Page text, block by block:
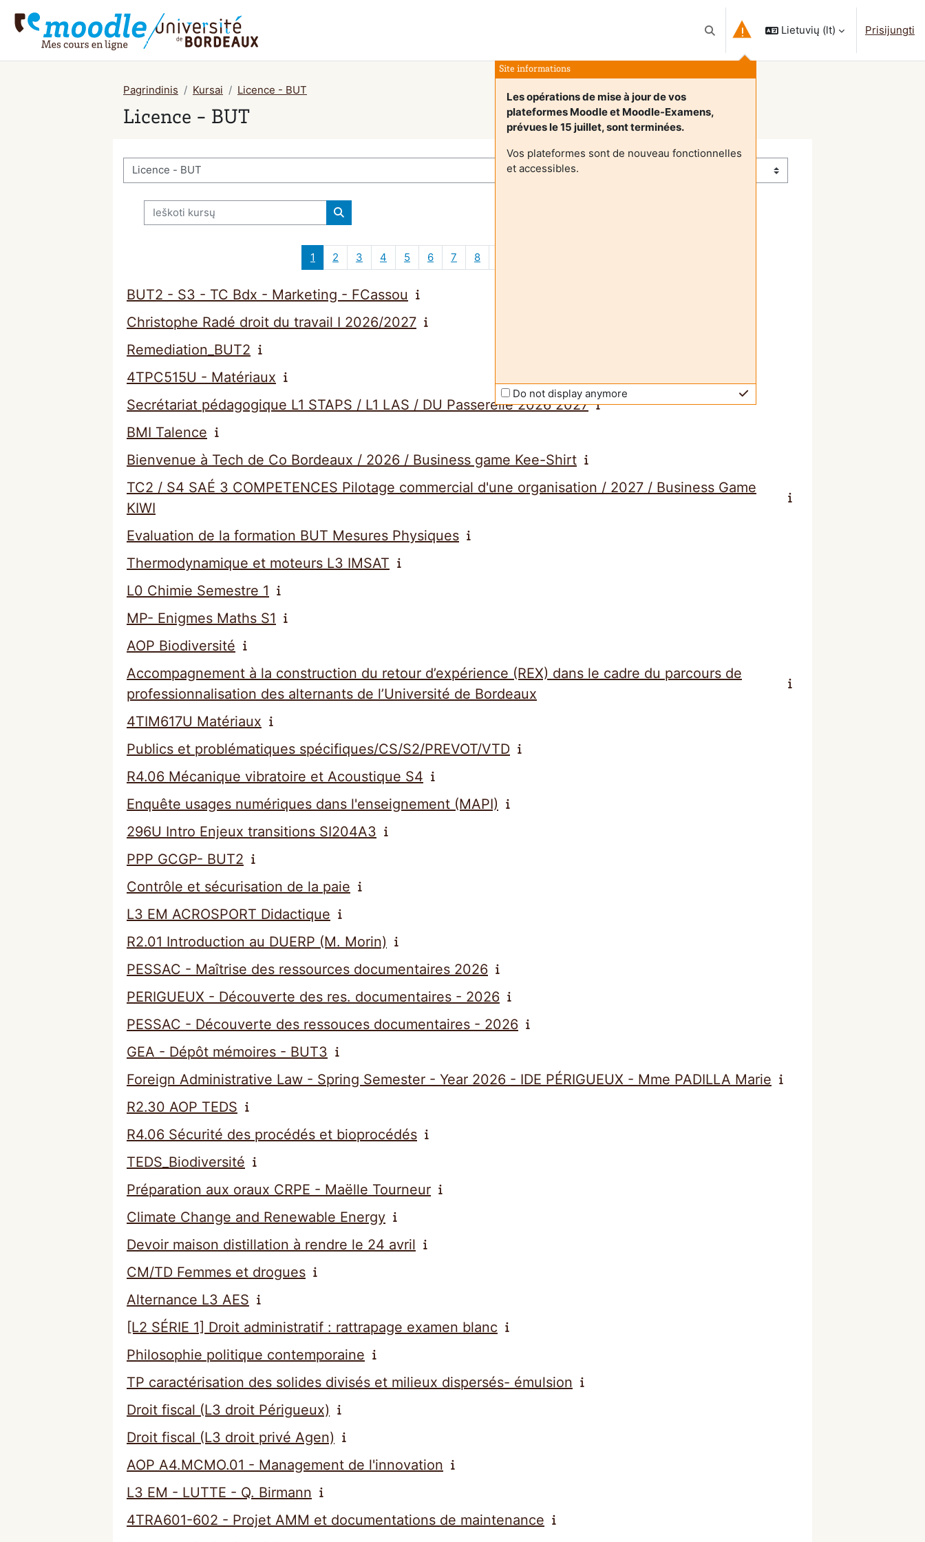
Perjungti paieškos įvestį
Site informations
Les opérations de mise à jour de vos
plateformes Moodle et Moodle-Examens,
prévues le 15 juillet, sont terminées.
Vos plateformes sont de nouveau fonctionnelles
et accessibles.
Do not display anymore
Lietuvių ‎(lt)‎ Prisijungti
Pagrindinis Kursai Licence - BUT
Licence - BUT
Kursų kategorijos
Ieškoti kursų
Ieškoti kursų
1 1 puslapis
2 2 puslapis
3 3 puslapis
4 4 puslapis
5 5 puslapis
66 puslapis
7 7 puslapis
88 puslapis
BUT2 - S3 - TC Bdx - Marketing - FCassou
Christophe Radé droit du travail I 2026/2027
Remediation_BUT2
4TPC515U - Matériaux
Secrétariat pédagogique L1 STAPS / L1 LAS / DU Passerelle 2026 2027
BMI Talence
Bienvenue à Tech de Co Bordeaux / 2026 / Business game Kee-Shirt
TC2 / S4 SAÉ 3 COMPETENCES Pilotage commercial d'une organisation / 2027 / Business Game
KIWI
Evaluation de la formation BUT Mesures Physiques
Thermodynamique et moteurs L3 IMSAT
L0 Chimie Semestre 1
MP- Enigmes Maths S1
AOP Biodiversité
Accompagnement à la construction du retour d’expérience (REX) dans le cadre du parcours de
professionnalisation des alternants de l’Université de Bordeaux
4TIM617U Matériaux
Publics et problématiques spécifiques/CS/S2/PREVOT/VTD
R4.06 Mécanique vibratoire et Acoustique S4
Enquête usages numériques dans l'enseignement (MAPI)
296U Intro Enjeux transitions SI204A3
PPP GCGP- BUT2
Contrôle et sécurisation de la paie
L3 EM ACROSPORT Didactique
R2.01 Introduction au DUERP (M. Morin)
PESSAC - Maîtrise des ressources documentaires 2026
PERIGUEUX - Découverte des res. documentaires - 2026
PESSAC - Découverte des ressouces documentaires - 2026
GEA - Dépôt mémoires - BUT3
Foreign Administrative Law - Spring Semester - Year 2026 - IDE PÉRIGUEUX - Mme PADILLA Marie
R2.30 AOP TEDS
R4.06 Sécurité des procédés et bioprocédés
TEDS_Biodiversité
Préparation aux oraux CRPE - Maëlle Tourneur
Climate Change and Renewable Energy
Devoir maison distillation à rendre le 24 avril
CM/TD Femmes et drogues
Alternance L3 AES
[L2 SÉRIE 1] Droit administratif : rattrapage examen blanc
Philosophie politique contemporaine
TP caractérisation des solides divisés et milieux dispersés- émulsion
Droit fiscal (L3 droit Périgueux)
Droit fiscal (L3 droit privé Agen)
AOP A4.MCMO.01 - Management de l'innovation
L3 EM - LUTTE - Q. Birmann
4TRA601-602 - Projet AMM et documentations de maintenance